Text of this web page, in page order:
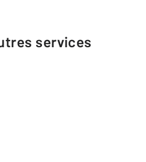
services